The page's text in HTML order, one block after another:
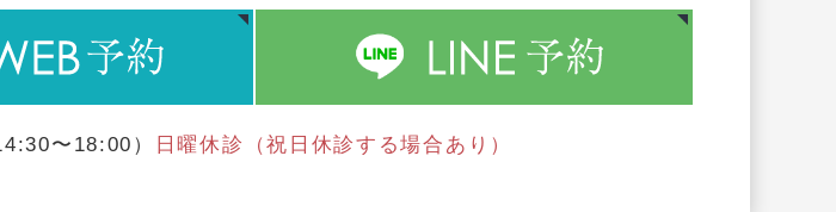
〜18:00） 日曜休診（祝日休診する場合あり）